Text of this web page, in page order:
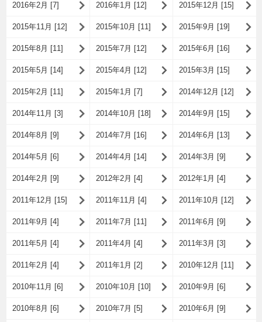
2016年2月 [7] 2016年1月 [12] 2015年12月 [15]
2015年11月 [12] 2015年10月 [11] 2015年9月 [19]
2015年8月 [11] 2015年7月 [12] 2015年6月 [16]
2015年5月 [14] 2015年4月 [12] 2015年3月 [15]
2015年2月 [11] 2015年1月 [7] 2014年12月 [12]
2014年11月 [3] 2014年10月 [18] 2014年9月 [15]
2014年8月 [9] 2014年7月 [16] 2014年6月 [13]
2014年5月 [6] 2014年4月 [14] 2014年3月 [9]
2014年2月 [9] 2012年2月 [4] 2012年1月 [4]
2011年12月 [15] 2011年11月 [4] 2011年10月 [12]
2011年9月 [4] 2011年7月 [11] 2011年6月 [9]
2011年5月 [4] 2011年4月 [4] 2011年3月 [3]
2011年2月 [4] 2011年1月 [2] 2010年12月 [11]
2010年11月 [6] 2010年10月 [10] 2010年9月 [6]
2010年8月 [6] 2010年7月 [5] 2010年6月 [9]